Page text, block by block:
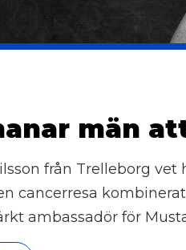
män
från Trelleborg
cancerresa
ambassadör för